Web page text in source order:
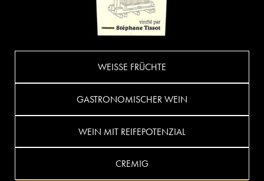
WEISSE FRÜCHTE
GASTRONOMISCHER WEIN
WEIN MIT REIFEPOTENZIAL
CREMIG